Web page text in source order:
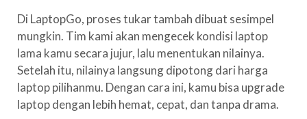
Di LaptopGo, proses tukar tambah dibuat sesimpel
mungkin. Tim kami akan mengecek kondisi laptop
lama kamu secara jujur, lalu menentukan nilainya.
Setelah itu, nilainya langsung dipotong dari harga
laptop pilihanmu. Dengan cara ini, kamu bisa upgrade
laptop dengan lebih hemat, cepat, dan tanpa drama.